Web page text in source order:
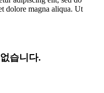
dolore magna aliqua. Ut
습니다.